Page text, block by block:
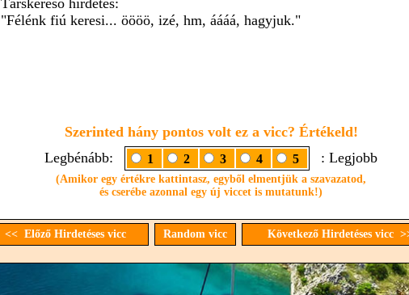
Társkereső hirdetés:
"Félénk fiú keresi... öööö, izé, hm, áááá, hagyjuk."
Szerinted hány pontos volt ez a vicc? Értékeld!
Legbénább:
1 2 3 4 5 : Legjobb
(Amikor egy értékre kattintasz, egyből elmentjük a szavazatod,
és cserébe azonnal egy új viccet is mutatunk!)
<< Előző Hirdetéses vicc Random vicc Következő Hirdetéses vicc